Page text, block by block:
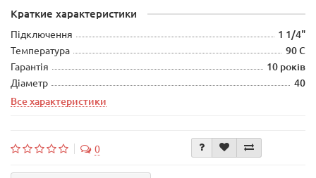
Краткие характеристики
Підключення 1 1/4"
Температура 90 С
Гарантія 10 років
Діаметр
40
Все характеристики
0